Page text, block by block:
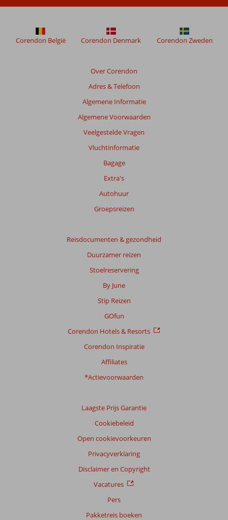
de
beoordelingen
te
Over Corendon
Adres & Telefoon
Algemene Informatie
Algemene Voorwaarden
Veelgestelde Vragen
Vluchtinformatie
Bagage
Extra's
Autohuur
Groepsreizen
Reisdocumenten & gezondheid
Duurzamer reizen
Stoelreservering
By June
Stip Reizen
GOfun
Corendon Hotels & Resorts
Corendon Inspiratie
Affiliates
*Actievoorwaarden
Laagste Prijs Garantie
Cookiebeleid
Open cookievoorkeuren
Privacyverklaring
Disclaimer en Copyright
Vacatures
Pers
Pakketreis boeken
Corendon België Corendon Denmark Corendon Zweden